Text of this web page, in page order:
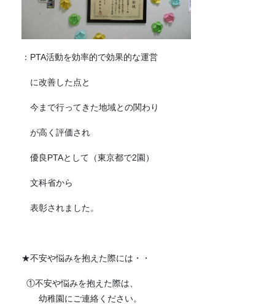
：PTA活動を効率的で効果的な運営
に改善した点と
今まで行ってきた地域との関わり
が高く評価され
優良PTAとして（東京都で2園）
文科省から
表彰されました。
★不安や悩みを抱えた際には・・
①不安や悩みを抱えた際は、
幼稚園にご連絡ください。